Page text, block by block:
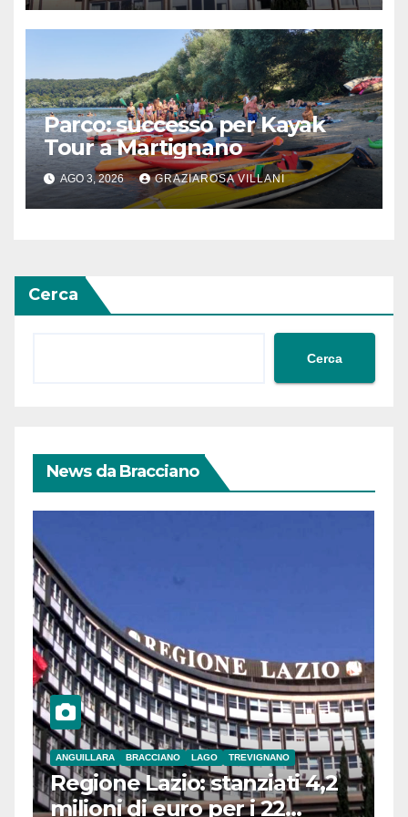
Parco: successo per Kayak
Tour a Martignano
AGO 3, 2026 GRAZIAROSA VILLANI
Cerca
Cerca
News da Bracciano
ANGUILLARA BRACCIANO LAGO TREVIGNANO
Regione Lazio: stanziati 4,2
milioni di euro per i 22